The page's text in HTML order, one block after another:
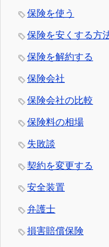
保険を使う
保険を安くする方
保険を解約する
保険会社
保険会社の比較
保険料の相場
失敗談
契約を変更する
安全装置
弁護士
損害賠償保険